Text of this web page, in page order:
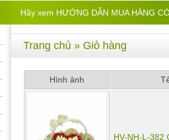
Hãy xem HƯỚNG DẪN MUA HÀNG
Trang chủ » Giỏ hàng
Hình ảnh
HV-NH-L-382